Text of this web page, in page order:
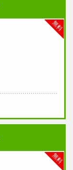
無料
無料